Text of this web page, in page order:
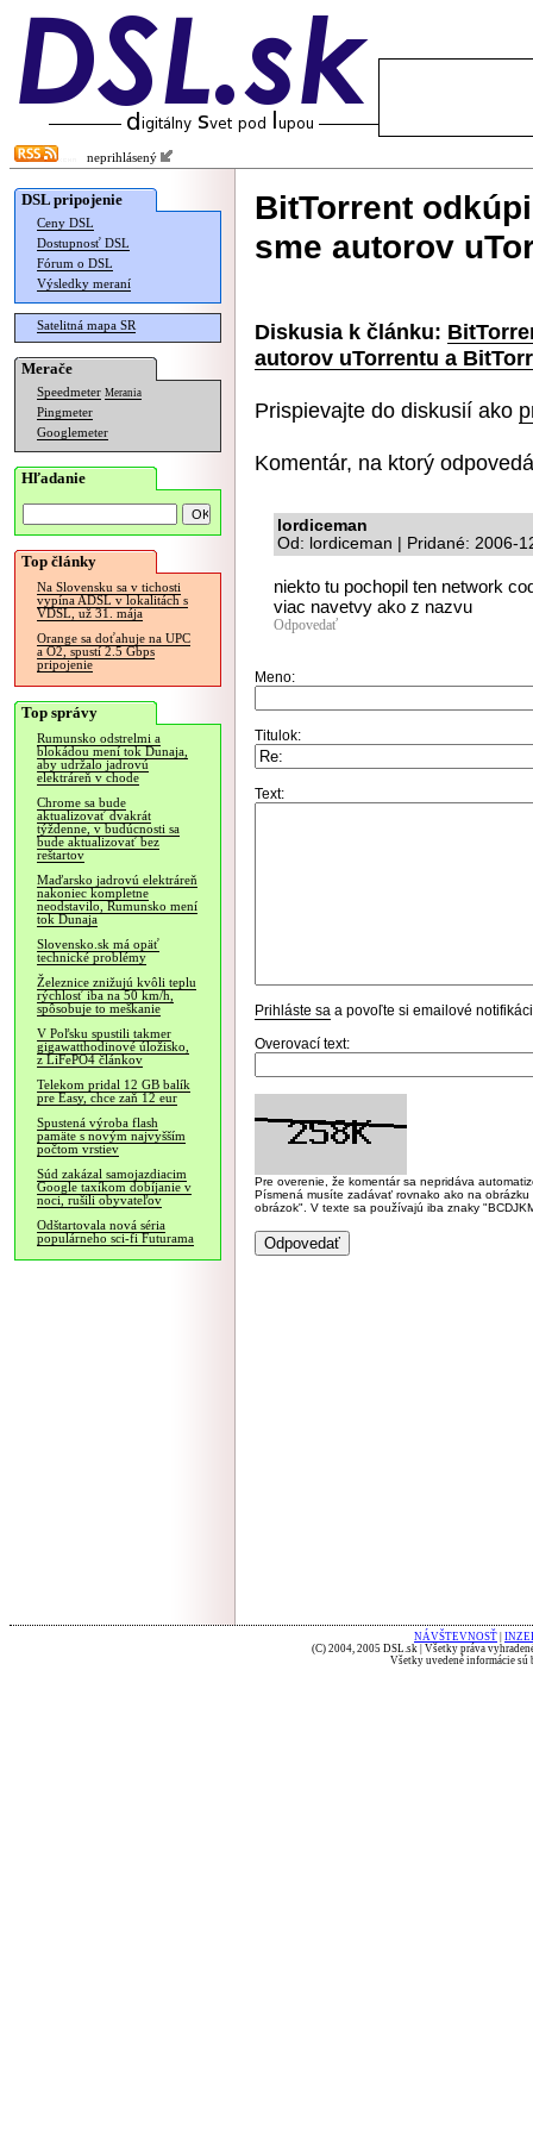
neprihlásený
DSL pripojenie
Ceny DSL
Dostupnosť DSL
Fórum o DSL
Výsledky meraní
Satelitná mapa SR
Merače
Speedmeter Merania
Pingmeter
Googlemeter
Hľadanie
Top články
Na Slovensku sa v tichosti
vypína ADSL v lokalitách s
VDSL, už 31. mája
Orange sa doťahuje na UPC
a O2, spustí 2.5 Gbps
pripojenie
Top správy
Rumunsko odstrelmi a
blokádou mení tok Dunaja,
aby udržalo jadrovú
elektráreň v chode
Chrome sa bude
aktualizovať dvakrát
týždenne, v budúcnosti sa
bude aktualizovať bez
reštartov
Maďarsko jadrovú elektráreň
nakoniec kompletne
neodstavilo, Rumunsko mení
tok Dunaja
Slovensko.sk má opäť
technické problémy
Železnice znižujú kvôli teplu
rýchlosť iba na 50 km/h,
spôsobuje to meškanie
V Poľsku spustili takmer
gigawatthodinové úložisko,
z LiFePO4 článkov
Telekom pridal 12 GB balík
pre Easy, chce zaň 12 eur
Spustená výroba flash
pamäte s novým najvyšším
počtom vrstiev
Súd zakázal samojazdiacim
Google taxíkom dobíjanie v
noci, rušili obyvateľov
Odštartovala nová séria
populárneho sci-fi Futurama
BitTorrent
sme autorov
Diskusia k článku:
autorov uTorrentu a
Prispievajte do diskusií ako
Komentár, na ktorý
lordiceman
Od: lordiceman | Pridané: 2006-
niekto tu pochopil ten network
viac navetvy ako z nazvu
Odpovedať
Meno:
Titulok:
Text:
Prihláste sa a povoľte si emailové
Overovací text:
Pre overenie, že komentár sa nepridáva
Písmená musíte zadávať rovnako ako na
obrázok". V texte sa používajú iba znaky
NÁVŠTEVNOSŤ
(C) 2004, 2005 DSL.sk | Všetky práva
Všetky uvedené informácie sú